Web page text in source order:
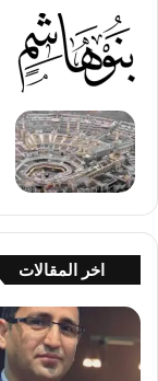
اخر المقالات